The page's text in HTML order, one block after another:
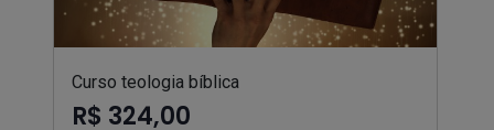
Curso teologia bíblica
R$ 324,00